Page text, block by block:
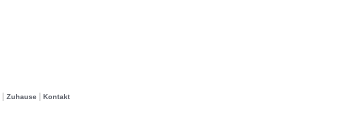
Zuhause Kontakt